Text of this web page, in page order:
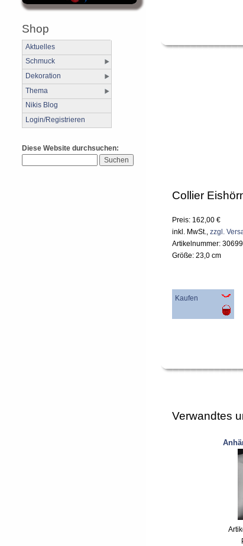
Shop
Aktuelles
Schmuck
Dekoration
Thema
Nikis Blog
Login/Registrieren
Diese Website durchsuchen:
Collier
Preis: 162,00 €
inkl. MwSt., zzgl.
Artikelnummer: 30699
Größe: 23,0 cm
Kaufen
Verwandtes